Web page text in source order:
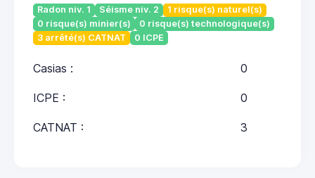
Radon niv. 1 Séisme niv. 2
1 risque(s) naturel(s)
0 risque(s) minier(s)
0 risque(s) technologique(s)
3 arrêté(s) CATNAT
0 ICPE
Casias : 0
ICPE : 0
CATNAT : 3